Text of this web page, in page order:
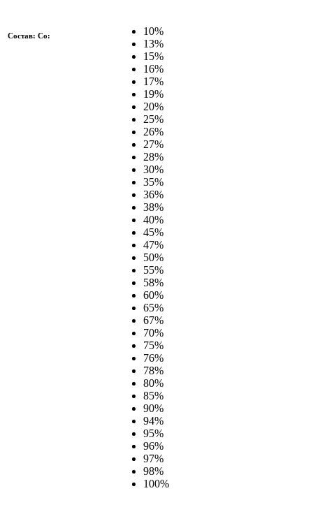
Состав: Co:
10%
13%
15%
16%
17%
19%
20%
25%
26%
27%
28%
30%
35%
36%
38%
40%
45%
47%
50%
55%
58%
60%
65%
67%
70%
75%
76%
78%
80%
85%
90%
94%
95%
96%
97%
98%
100%